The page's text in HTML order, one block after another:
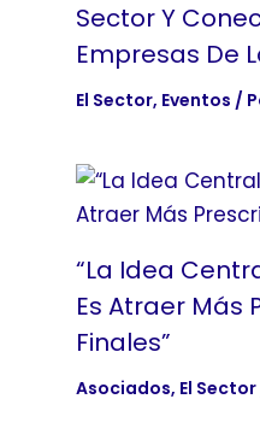
Sector Y
Empresas De
El Sector, Eventos /
“La Idea
Es Atraer Más
Finales”
Asociados, El Sector